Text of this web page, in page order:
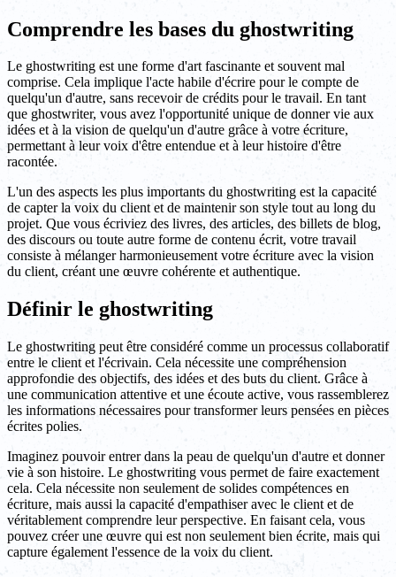
Comprendre les bases du ghostwriting
Le ghostwriting est une forme d'art fascinante et souvent mal
comprise. Cela implique l'acte habile d'écrire pour le compte de
quelqu'un d'autre, sans recevoir de crédits pour le travail. En tant
que ghostwriter, vous avez l'opportunité unique de donner vie aux
idées et à la vision de quelqu'un d'autre grâce à votre écriture,
permettant à leur voix d'être entendue et à leur histoire d'être
racontée.
L'un des aspects les plus importants du ghostwriting est la capacité
de capter la voix du client et de maintenir son style tout au long du
projet. Que vous écriviez des livres, des articles, des billets de blog,
des discours ou toute autre forme de contenu écrit, votre travail
consiste à mélanger harmonieusement votre écriture avec la vision
du client, créant une œuvre cohérente et authentique.
Définir le ghostwriting
Le ghostwriting peut être considéré comme un processus collaboratif
entre le client et l'écrivain. Cela nécessite une compréhension
approfondie des objectifs, des idées et des buts du client. Grâce à
une communication attentive et une écoute active, vous rassemblerez
les informations nécessaires pour transformer leurs pensées en pièces
écrites polies.
Imaginez pouvoir entrer dans la peau de quelqu'un d'autre et donner
vie à son histoire. Le ghostwriting vous permet de faire exactement
cela. Cela nécessite non seulement de solides compétences en
écriture, mais aussi la capacité d'empathiser avec le client et de
véritablement comprendre leur perspective. En faisant cela, vous
pouvez créer une œuvre qui est non seulement bien écrite, mais qui
capture également l'essence de la voix du client.